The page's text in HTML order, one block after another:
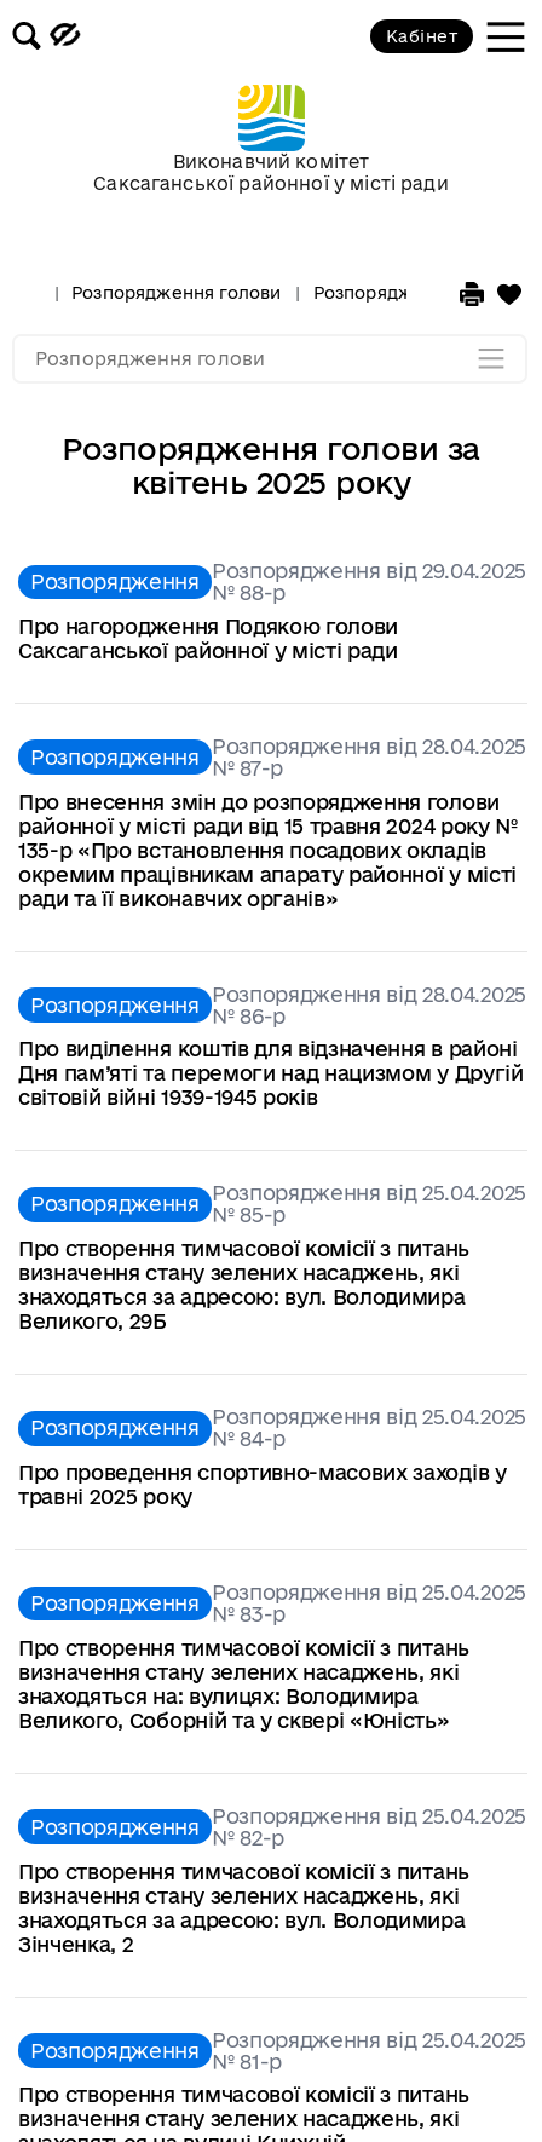
Виконавчий комітет
Саксаганської районної у місті ради
Кабінет
Розпорядження голови Розпорядження голови
Розпорядження голови за
квітень 2025 року
Розпорядження Розпорядження від 29.04.2025
№ 88-р
Про нагородження Подякою голови
Саксаганської районної у місті ради
Розпорядження Розпорядження від 28.04.2025
№ 87-р
Про внесення змін до розпорядження голови
районної у місті ради від 15 травня 2024 року №
135-р «Про встановлення посадових окладів
окремим працівникам апарату районної у місті
ради та її виконавчих органів»
Розпорядження Розпорядження від 28.04.2025
№ 86-р
Про виділення коштів для відзначення в районі
Дня пам’яті та перемоги над нацизмом у Другій
світовій війні 1939-1945 років
Розпорядження Розпорядження від 25.04.2025
№ 85-р
Про створення тимчасової комісії з питань
визначення стану зелених насаджень, які
знаходяться за адресою: вул. Володимира
Великого, 29Б
Розпорядження Розпорядження від 25.04.2025
№ 84-р
Про проведення спортивно-масових заходів у
травні 2025 року
Розпорядження Розпорядження від 25.04.2025
№ 83-р
Про створення тимчасової комісії з питань
визначення стану зелених насаджень, які
знаходяться на: вулицях: Володимира
Великого, Соборній та у сквері «Юність»
Розпорядження Розпорядження від 25.04.2025
№ 82-р
Про створення тимчасової комісії з питань
визначення стану зелених насаджень, які
знаходяться за адресою: вул. Володимира
Зінченка, 2
Розпорядження Розпорядження від 25.04.2025
№ 81-р
Про створення тимчасової комісії з питань
визначення стану зелених насаджень, які
Розпорядження голови
Розпорядження голови за 2017 рік